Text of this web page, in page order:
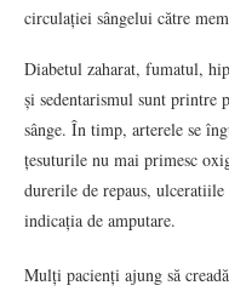
circulației sângelui către
Diabetul zaharat, fumatul,
și sedentarismul sunt printre
sânge. În timp, arterele se
țesuturile nu mai primesc
durerile de repaus,
indicația de amputare.
Mulți pacienți ajung să